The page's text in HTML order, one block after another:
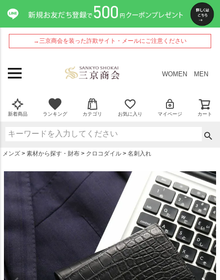
→三京商会を装った詐欺サイト・メールにご注意ください
WOMEN MEN
新着商品 ランキング カテゴリ お気に入り マイページ カート
メンズ 素材から探す・財布 クロコダイル 名刺入れ
ペー
ジト
ップ
へ